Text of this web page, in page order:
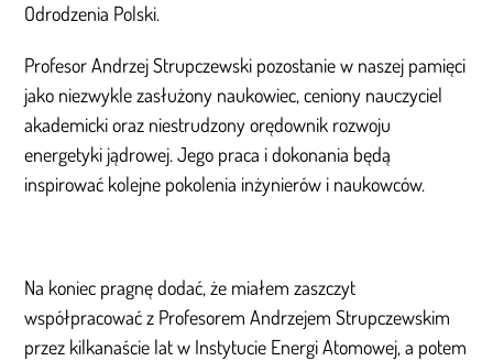
Odrodzenia Polski.
Profesor Andrzej Strupczewski pozostanie w naszej pamięci
jako niezwykle zasłużony naukowiec, ceniony nauczyciel
akademicki oraz niestrudzony orędownik rozwoju
energetyki jądrowej. Jego praca i dokonania będą
inspirować kolejne pokolenia inżynierów i naukowców.
Na koniec pragnę dodać, że miałem zaszczyt
współpracować z Profesorem Andrzejem Strupczewskim
przez kilkanaście lat w Instytucie Energi Atomowej, a potem